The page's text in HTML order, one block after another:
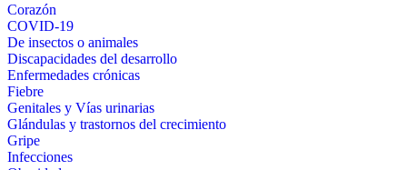
Corazón
COVID-19
De insectos o animales
Discapacidades del desarrollo
Enfermedades crónicas
Fiebre
Genitales y Vías urinarias
Glándulas y trastornos del crecimiento
Gripe
Infecciones